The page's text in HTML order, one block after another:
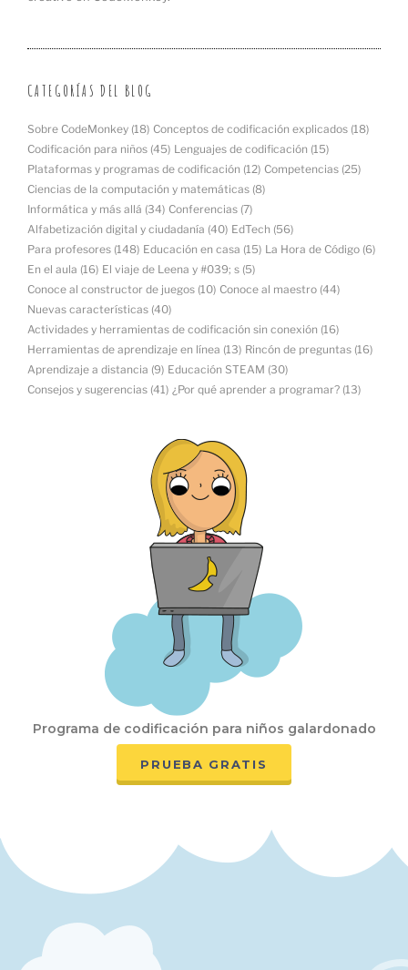
CATEGORÍAS DEL BLOG
Sobre CodeMonkey (18) Conceptos de codificación explicados (18)
Codificación para niños (45) Lenguajes de codificación (15)
Plataformas y programas de codificación (12) Competencias (25)
Ciencias de la computación y matemáticas (8)
Informática y más allá (34) Conferencias (7)
Alfabetización digital y ciudadanía (40) EdTech (56)
Para profesores (148) Educación en casa (15) La Hora de Código (6)
En el aula (16) El viaje de Leena y #039; s (5)
Conoce al constructor de juegos (10) Conoce al maestro (44)
Nuevas características (40)
Actividades y herramientas de codificación sin conexión (16)
Herramientas de aprendizaje en línea (13) Rincón de preguntas (16)
Aprendizaje a distancia (9) Educación STEAM (30)
Consejos y sugerencias (41) ¿Por qué aprender a programar? (13)
Programa de codificación para niños galardonado
PRUEBA GRATIS